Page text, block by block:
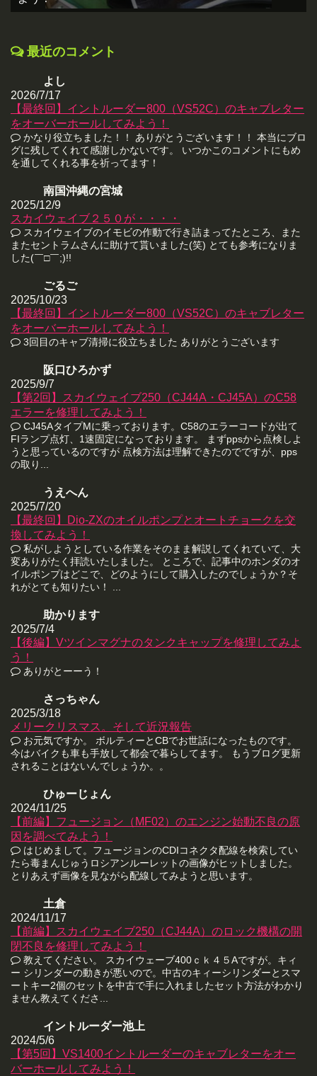
最近のコメント
よし
2026/7/17
【最終回】イントルーダー800（VS52C）のキャブレター
をオーバーホールしてみよう！
かなり役立ちました！！ ありがとうございます！！ 本当にブロ
グに残してくれて感謝しかないです。 いつかこのコメントにもめ
を通してくれる事を祈ってます！
南国沖縄の宮城
2025/12/9
スカイウェイブ２５０が・・・・
スカイウェイブのイモビの作動で行き詰まってたところ、また
またセントラムさんに助けて貰いました(笑) とても参考になりま
した(￣□￣;)!!
ごるご
2025/10/23
【最終回】イントルーダー800（VS52C）のキャブレター
をオーバーホールしてみよう！
3回目のキャブ清掃に役立ちました ありがとうございます
阪口ひろかず
2025/9/7
【第2回】スカイウェイブ250（CJ44A・CJ45A）のC58
エラーを修理してみよう！
CJ45AタイプMに乗っております。C58のエラーコードが出て
FIランプ点灯、1速固定になっております。 まずppsから点検しよ
うと思っているのですが 点検方法は理解できたのでですが、pps
の取り...
うえへん
2025/7/20
【最終回】Dio-ZXのオイルポンプとオートチョークを交
換してみよう！
私がしようとしている作業をそのまま解説してくれていて、大
変ありがたく拝読いたしました。 ところで、記事中のホンダのオ
イルポンプはどこで、どのようにして購入したのでしょうか？そ
れがとても知りたい！ ...
助かります
2025/7/4
【後編】Vツインマグナのタンクキャップを修理してみよ
う！
ありがとーーう！
さっちゃん
2025/3/18
メリークリスマス。そして近況報告
お元気ですか。 ボルティーとCBでお世話になったものです。
今はバイクも車も手放して都会で暮らしてます。 もうブログ更新
されることはないんでしょうか。。
ひゅーじょん
2024/11/25
【前編】フュージョン（MF02）のエンジン始動不良の原
因を調べてみよう！
はじめまして。フュージョンのCDIコネクタ配線を検索してい
たら毒まんじゅうロシアンルーレットの画像がヒットしました。
とりあえず画像を見ながら配線してみようと思います。
土倉
2024/11/17
【前編】スカイウェイブ250（CJ44A）のロック機構の開
閉不良を修理してみよう！
教えてください。 スカイウェーブ400ｃｋ４５Aですが。キィ
ー シリンダーの動きが悪いので。中古のキィーシリンダーとスマ
ートキー2個のセットを中古で手に入れましたセット方法がわかり
ません教えてくださ...
イントルーダー池上
2024/5/6
【第5回】VS1400イントルーダーのキャブレターをオー
バーホールしてみよう！